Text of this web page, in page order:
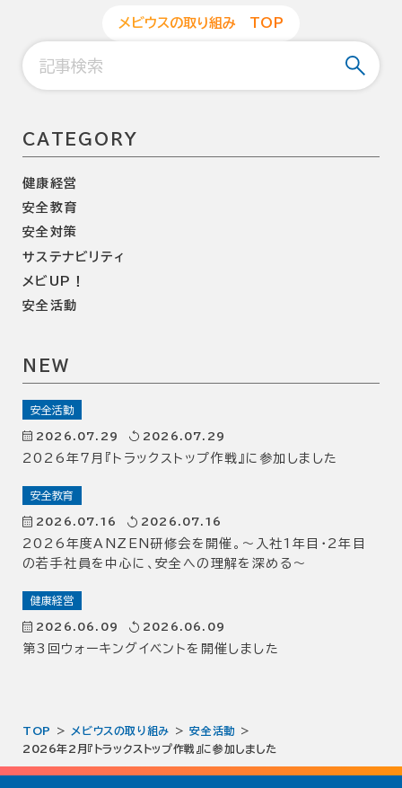
メ ビウス の取り組 み TO P
CATEGORY
健康経営
安全教育
安全対策
サステナビリティ
メビUP！
安全活動
NEW
安全活動
2026.07.29 2026.07.29
2026年7月『トラックストップ作戦』に参加しました
安全教育
2026.07.16 2026.07.16
2026年度ANZEN研修会を開催。～入社1年目・2年目
の若手社員を中心に、安全への理解を深める～
健康経営
2026.06.09 2026.06.09
第3回ウォーキングイベントを開催しました
TOP メビウスの取り組み
安全活動
2026年2月『トラックストップ作戦』に参加しました